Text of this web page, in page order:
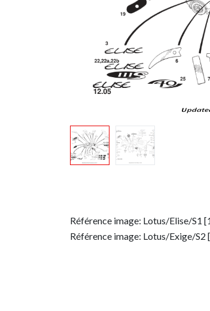
Référence image: Lotus/Elise/S1
Référence image: Lotus/Exige/